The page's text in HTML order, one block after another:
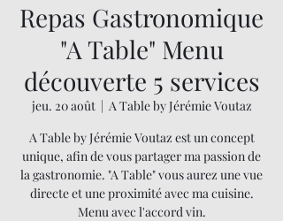
Repas Gastronomique
"A Table" Menu
découverte 5 services
jeu. 20 août
  |
A Table by Jérémie Voutaz
A Table by Jérémie Voutaz est un concept
unique, afin de vous partager ma passion de
la gastronomie. "A Table" vous aurez une vue
directe et une proximité avec ma cuisine.
Menu avec l'accord vin.